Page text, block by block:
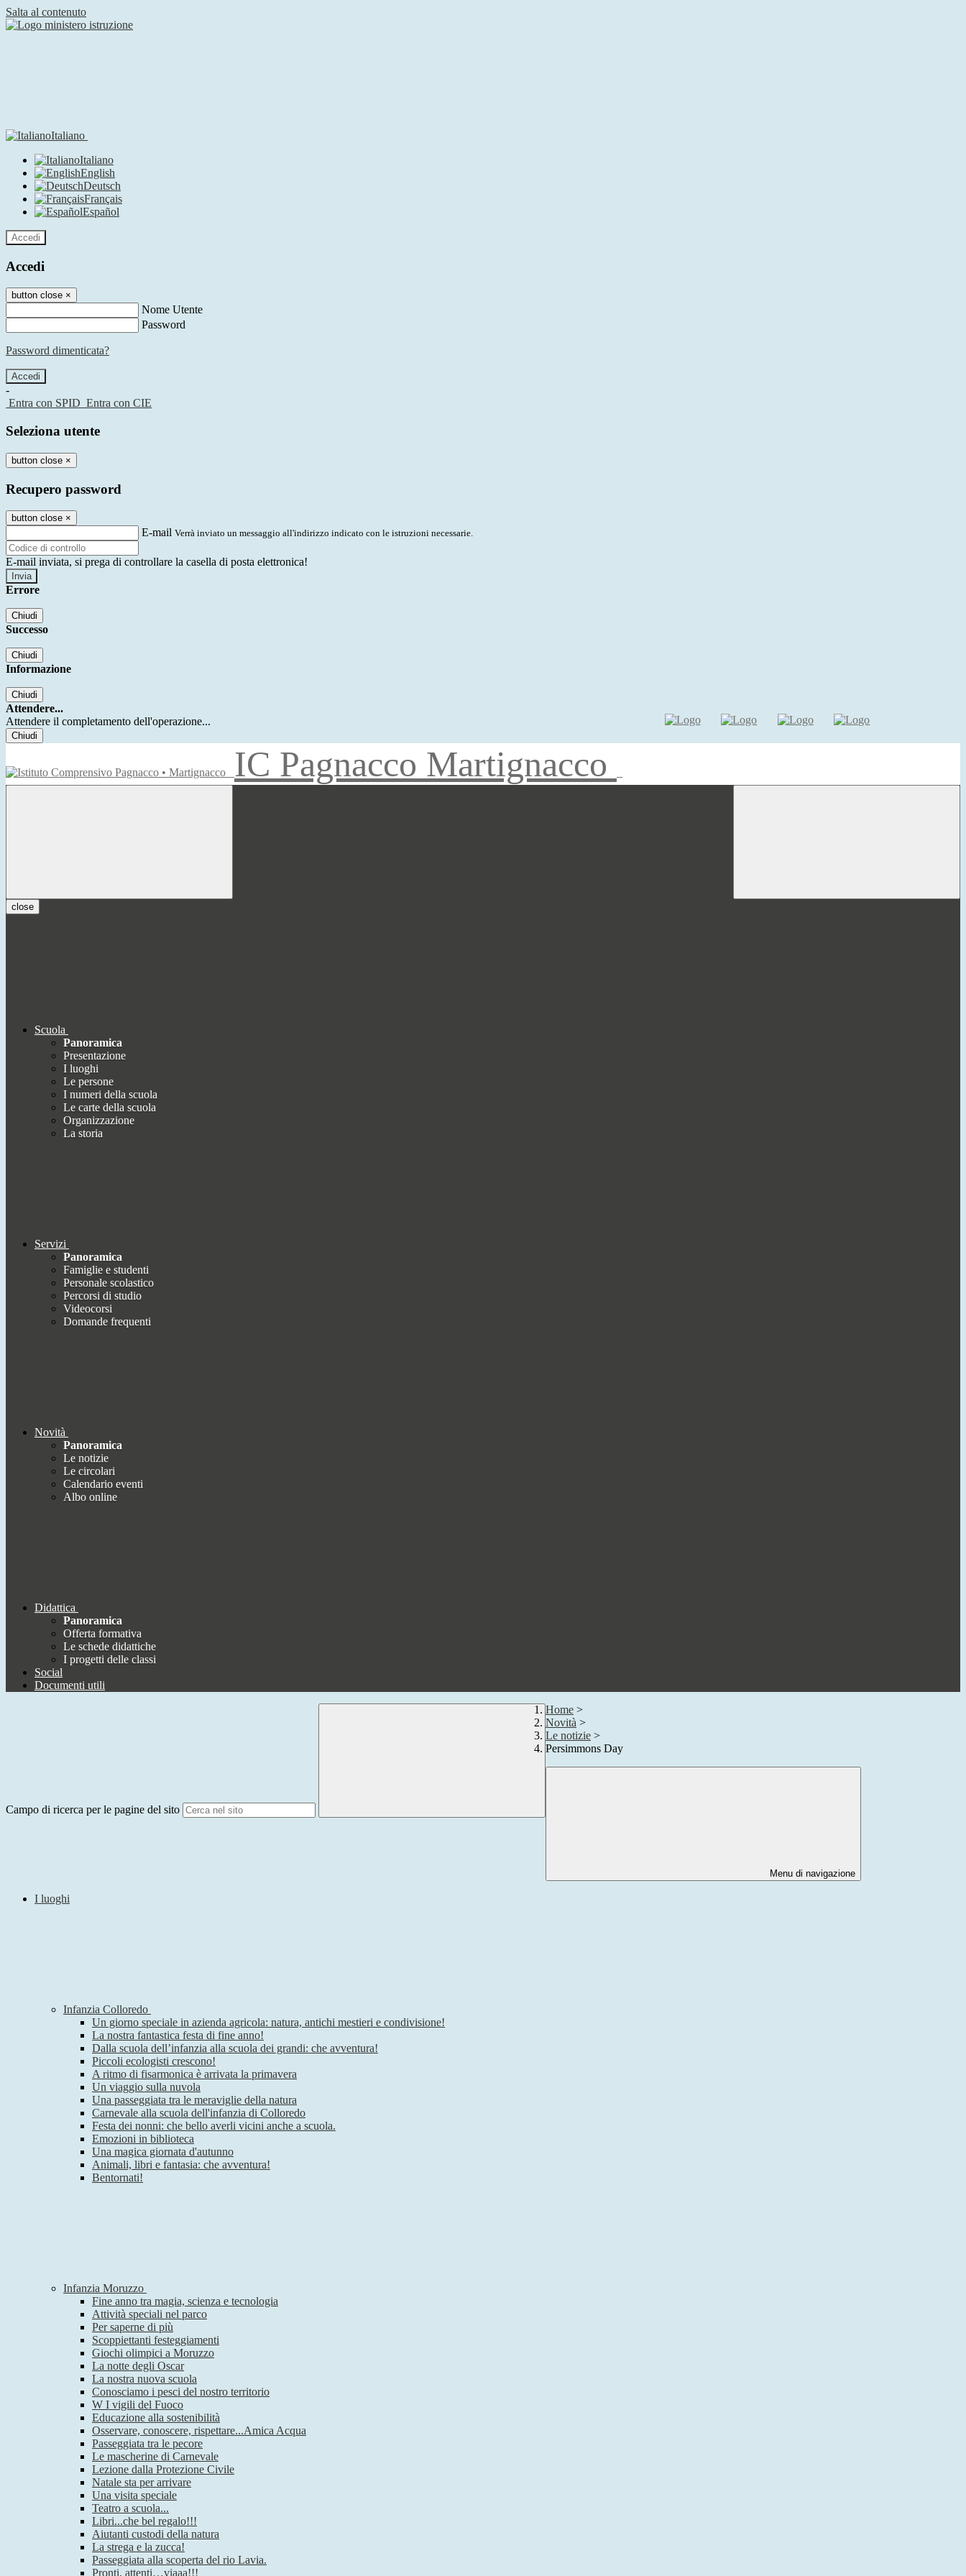
Salta al contenuto
Italiano
Italiano
English
Deutsch
Français
Español
Accedi
Accedi
button close ×
Nome Utente
Password
Password dimenticata?
-
Entra con SPID Entra con CIE
Seleziona utente
button close ×
Recupero password
button close ×
E-mail Verrà inviato un messaggio all'indirizzo indicato con le istruzioni necessarie.
E-mail inviata, si prega di controllare la casella di posta elettronica!
Errore
Chiudi
Successo
Chiudi
Informazione
Chiudi
Attendere...
Attendere il completamento dell'operazione...
Chiudi
IC Pagnacco Martignacco
close
Scuola
Panoramica
Presentazione
I luoghi
Le persone
I numeri della scuola
Le carte della scuola
Organizzazione
La storia
Servizi
Panoramica
Famiglie e studenti
Personale scolastico
Percorsi di studio
Videocorsi
Domande frequenti
Novità
Panoramica
Le notizie
Le circolari
Calendario eventi
Albo online
Didattica
Panoramica
Offerta formativa
Le schede didattiche
I progetti delle classi
Social
Documenti utili
Campo di ricerca per le pagine del sito
Home >
Novità >
Le notizie >
Persimmons Day
Menu di navigazione
I luoghi
Infanzia Colloredo
Un giorno speciale in azienda agricola: natura, antichi mestieri e condivisione!
La nostra fantastica festa di fine anno!
Dalla scuola dell’infanzia alla scuola dei grandi: che avventura!
Piccoli ecologisti crescono!
A ritmo di fisarmonica è arrivata la primavera
Un viaggio sulla nuvola
Una passeggiata tra le meraviglie della natura
Carnevale alla scuola dell'infanzia di Colloredo
Festa dei nonni: che bello averli vicini anche a scuola.
Emozioni in biblioteca
Una magica giornata d'autunno
Animali, libri e fantasia: che avventura!
Bentornati!
Infanzia Moruzzo
Fine anno tra magia, scienza e tecnologia
Attività speciali nel parco
Per saperne di più
Scoppiettanti festeggiamenti
Giochi olimpici a Moruzzo
La notte degli Oscar
La nostra nuova scuola
Conosciamo i pesci del nostro territorio
W I vigili del Fuoco
Educazione alla sostenibilità
Osservare, conoscere, rispettare...Amica Acqua
Passeggiata tra le pecore
Le mascherine di Carnevale
Lezione dalla Protezione Civile
Natale sta per arrivare
Una visita speciale
Teatro a scuola...
Libri...che bel regalo!!!
Aiutanti custodi della natura
La strega e la zucca!
Passeggiata alla scoperta del rio Lavia.
Pronti, attenti…viaaa!!!